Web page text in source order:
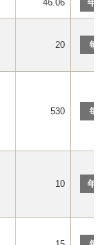
46.06 年
20 毎
530 毎
10 年